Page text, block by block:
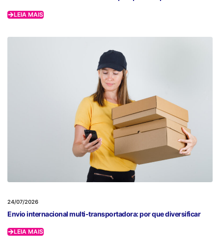
LEIA MAIS
24/07/2026
Envio internacional multi-transportadora: por que diversificar
LEIA MAIS